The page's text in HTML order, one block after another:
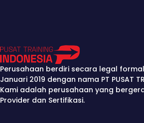
Perusahaan berdiri secara legal
Januari 2019 dengan nama PT PUSAT
Kami adalah perusahaan yang
Provider dan Sertifikasi.